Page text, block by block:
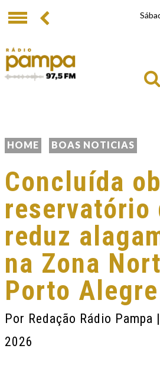
HOME BOAS NOTICIAS
Concluída
reservatório
reduz
na Zona
Porto Alegre
Por Redação Rádio Pampa
2026